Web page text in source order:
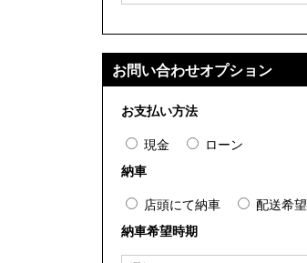
お問い合わせオプション
お支払い方法
現金
ローン
納車
店頭にて納車
配送希望
納車希望時期